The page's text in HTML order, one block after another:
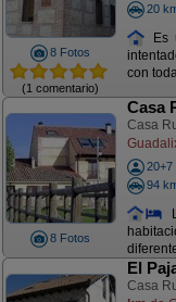
8 Fotos
(1 comentario)
20
Es
con
8 Fotos
Casa
Casa
20+7
94
El
Casa